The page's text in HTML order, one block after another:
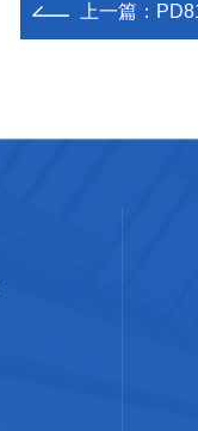
上一篇：